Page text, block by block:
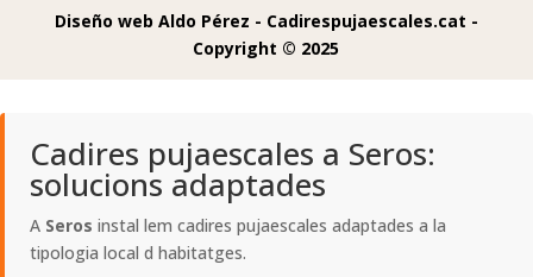
Diseño web Aldo Pérez - Cadirespujaescales.cat -
Copyright © 2025
Cadires pujaescales a Seros:
solucions adaptades
A Seros instal lem cadires pujaescales adaptades a la
tipologia local d habitatges.